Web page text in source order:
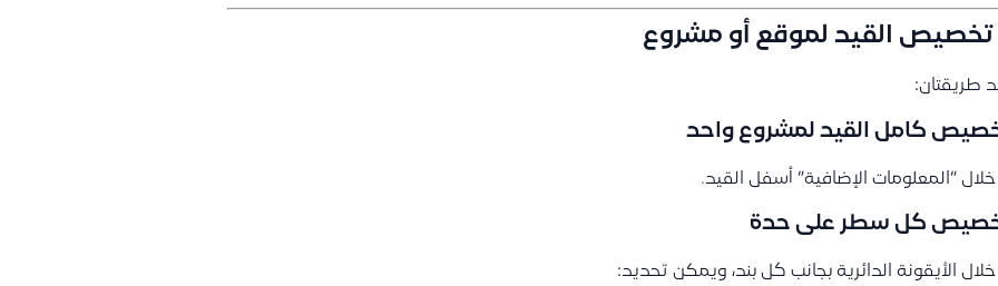
طريقتان:
كامل القيد لمشروع واحد
“المعلومات الإضافية” أسفل القيد.
كل سطر على حدة
الأيقونة الدائرية بجانب كل بند، ويمكن تحديد: